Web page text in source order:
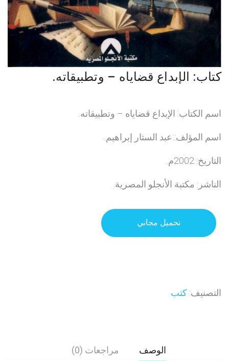
كتاب: الإبداع قضاياه – وتطبيقاته.
اسم الكتاب: الإبداع قضاياه – وتطبيقاته.
اسم المؤلف: عبد الستار إبراهيم.
التاريخ: 2002م.
الناشر: مكتبة الأنجلو المصرية.
تحميل مجاني
التصنيف: كتب
الوصف مراجعات (0)